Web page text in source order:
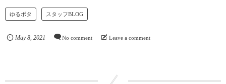
ゆるポタ スタッフBLOG
May 8, 2021 No comment Leave a comment